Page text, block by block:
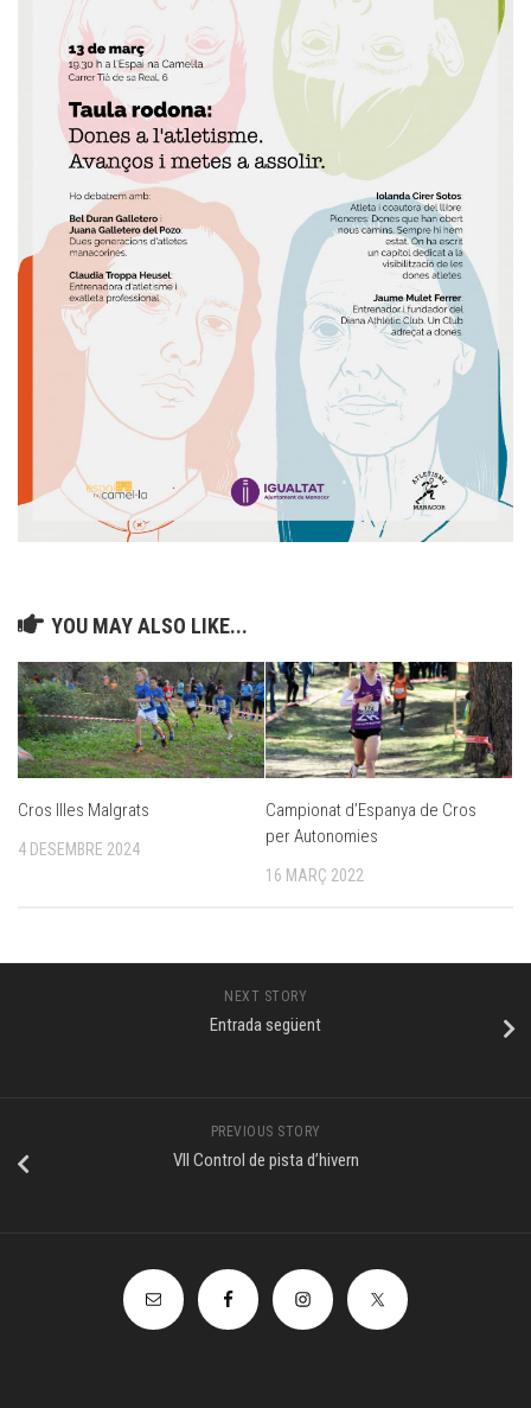
YOU MAY ALSO LIKE...
Cros Illes Malgrats
4 DESEMBRE 2024
Campionat d’Espanya de Cros
per Autonomies
16 MARÇ 2022
NEXT STORY
Entrada següent
PREVIOUS STORY
VII Control de pista d’hivern